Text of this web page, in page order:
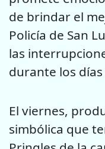
de brindar el
Policía de San
las
durante los
El viernes,
simbólica que